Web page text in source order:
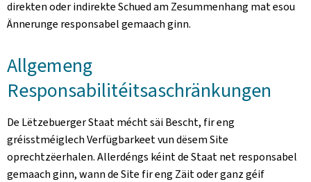
direkten oder indirekte Schued am Zesummenhang mat esou
Ännerunge responsabel gemaach ginn.
Allgemeng
Responsabilitéitsaschränkungen
De Lëtzebuerger Staat mécht säi Bescht, fir eng
gréisstméiglech Verfügbarkeet vun dësem Site
oprechtzëerhalen. Allerdéngs kéint de Staat net responsabel
gemaach ginn, wann de Site fir eng Zäit oder ganz géif